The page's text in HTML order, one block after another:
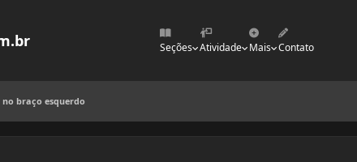
Seções Atividade Mais Contato
no braço esquerdo